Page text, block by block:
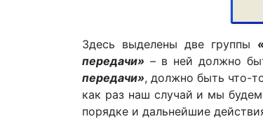
Здесь выделены две группы
передачи» – в ней должно
передачи», должно быть что-
как раз наш случай и мы
порядке и дальнейшие